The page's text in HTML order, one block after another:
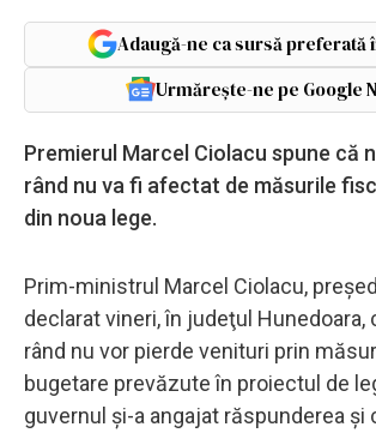
Adaugă-ne ca sursă preferată
Urmărește-ne pe Google
Premierul Marcel Ciolacu spune că
rând nu va fi afectat de măsurile
din noua lege.
Prim-ministrul Marcel Ciolacu,
declarat vineri, în judeţul Hunedoara,
rând nu vor pierde venituri prin
bugetare prevăzute în proiectul de
guvernul şi-a angajat răspunderea şi